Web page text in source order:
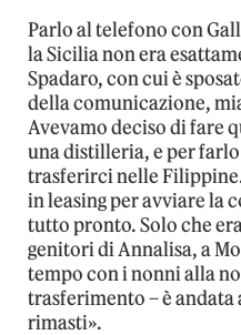
Parlo al telefono con
la Sicilia non era
Spadaro, con cui è
della comunicazione,
Avevamo deciso di fare
una distilleria, e per
trasferirci nelle
in leasing per avviare la
tutto pronto. Solo che
genitori di Annalisa, a
tempo con i nonni alla
trasferimento – è andata
rimasti».